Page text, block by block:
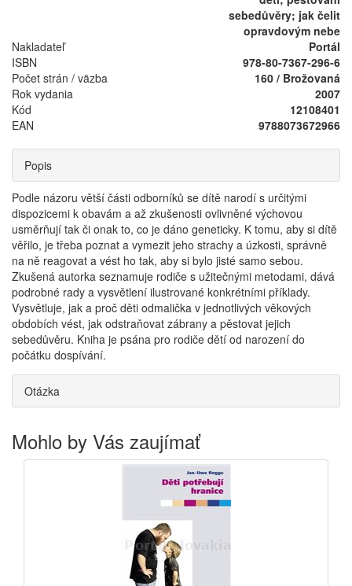
sebedůvěry; jak čelit
opravdovým nebe
Nakladateľ
Portál
ISBN
978-80-7367-296-6
Počet strán / väzba
160 / Brožovaná
Rok vydania
2007
Kód
12108401
EAN
9788073672966
Popis
Podle názoru větší části odborníků se dítě narodí s určitými
dispozicemi k obavám a až zkušenosti ovlivněné výchovou
usměrňují tak či onak to, co je dáno geneticky. K tomu, aby si dítě
věřilo, je třeba poznat a vymezit jeho strachy a úzkosti, správně
na ně reagovat a vést ho tak, aby si bylo jisté samo sebou.
Zkušená autorka seznamuje rodiče s užitečnými metodami, dává
podrobné rady a vysvětlení ilustrované konkrétními příklady.
Vysvětluje, jak a proč děti odmalička v jednotlivých věkových
obdobích vést, jak odstraňovat zábrany a pěstovat jejich
sebedůvěru. Kniha je psána pro rodiče dětí od narození do
počátku dospívání.
Otázka
Mohlo by Vás zaujímať